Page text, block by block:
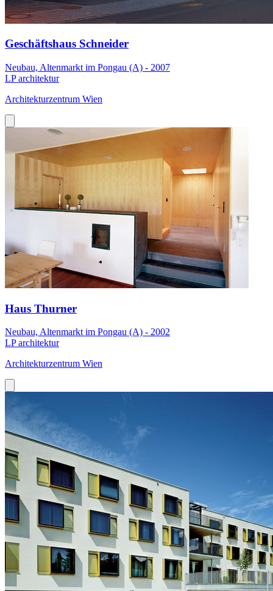
Geschäftshaus Schneider
Neubau, Altenmarkt im Pongau (A) - 2007
LP architektur
Architekturzentrum Wien
Haus Thurner
Neubau, Altenmarkt im Pongau (A) - 2002
LP architektur
Architekturzentrum Wien